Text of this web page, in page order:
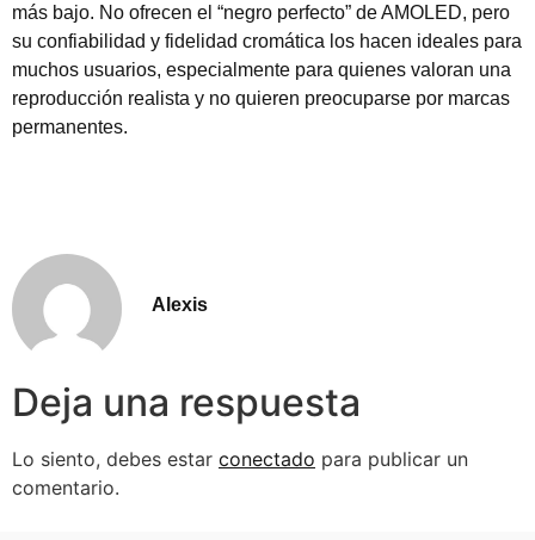
más bajo. No ofrecen el “negro perfecto” de AMOLED, pero
su confiabilidad y fidelidad cromática los hacen ideales para
muchos usuarios, especialmente para quienes valoran una
reproducción realista y no quieren preocuparse por marcas
permanentes.
Alexis
Deja una respuesta
Lo siento, debes estar conectado para publicar un
comentario.